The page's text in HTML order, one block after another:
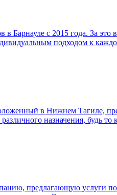
Барнауле с 2015 года. За это
подходом к
в Нижнем Тагиле,
назначения, будь
предлагающую услуги